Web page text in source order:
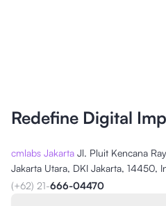
Redefine Digital
cmlabs Jakarta Jl. Pluit Kencana
Jakarta Utara, DKI Jakarta, 14450,
(+62) 21-666-04470